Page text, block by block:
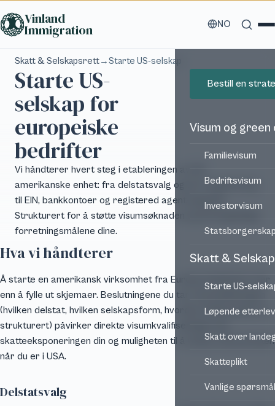
Vinland
Immigration NO
Bestill en
Visum og green
Familievisum
Bedriftsvisum
Investorvisum
Skatt &
Starte US-
Løpende
Skatt over
Skatteplikt
Vanlige spørsmål
Skatt & Selskapsrett→Starte US-selskap
Starte US-
selskap for
europeiske
bedrifter
Vi håndterer hvert steg i etableringen av din
amerikanske enhet: fra delstatsvalg og LLC-registrering
til EIN, bankkontoer og registered agent-oppsett.
Strukturert for å støtte visumsøknaden og de langsiktige
forretningsmålene dine.
Hva vi håndterer
Å starte en amerikansk virksomhet fra Europa innebærer mer
enn å fylle ut skjemaer. Beslutningene du tar ved etableringen
(hvilken delstat, hvilken selskapsform, hvordan driftsavtalen er
strukturert) påvirker direkte visumkvalifiseringen din,
skatteeksponeringen din og muligheten til å vokse virksomheten
når du er i USA.
Delstatsvalg